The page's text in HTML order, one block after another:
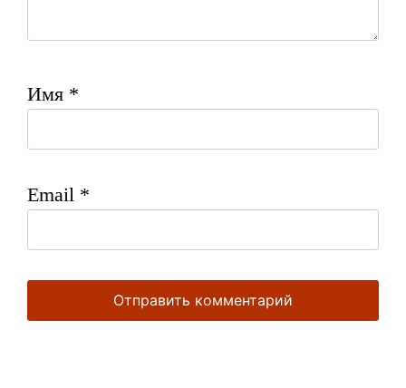
Имя *
Email *